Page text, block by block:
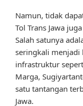
Namun, tidak
Tol Trans Jawa
Salah satunya
seringkali menjadi
infrastruktur
Marga,
satu tantangan
Jawa.